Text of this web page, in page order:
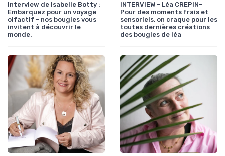
Interview de Isabelle Botty :
Embarquez pour un voyage
olfactif - nos bougies vous
invitent à découvrir le
monde.
INTERVIEW - Léa CREPIN-
Pour des moments frais et
sensoriels, on craque pour les
toutes dernières créations
des bougies de léa